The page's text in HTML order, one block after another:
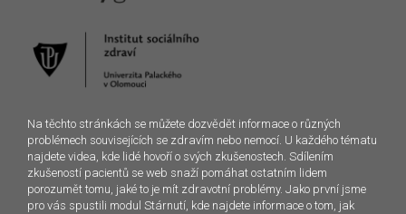
Na těchto stránkách se můžete dozvědět informace o různých
problémech souvisejících se zdravím nebo nemocí. U každého tématu
najdete videa, kde lidé hovoří o svých zkušenostech. Sdílením
zkušeností pacientů se web snaží pomáhat ostatním lidem
porozumět tomu, jaké to je mít zdravotní problémy. Jako první jsme
pro vás spustili modul Stárnutí, kde najdete informace o tom, jak